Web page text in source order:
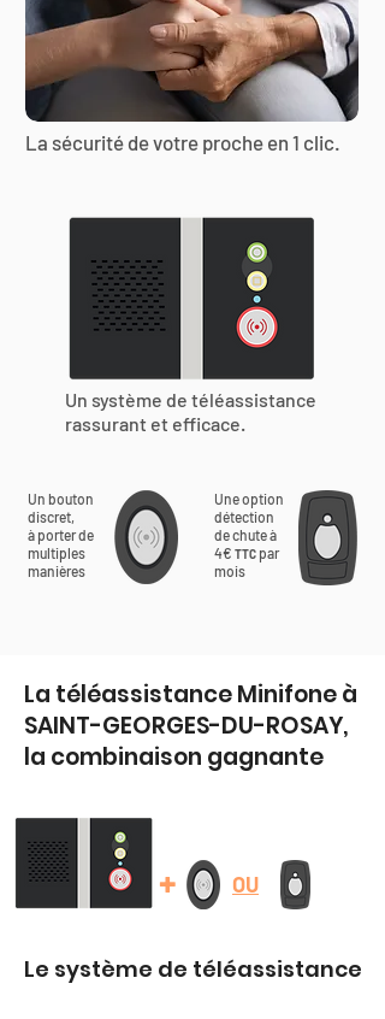
La sécurité de votre proche en 1 clic.
Un système de téléassistance
rassurant et efficace.
Un bouton
discret,
à porter de
multiples
manières
Une option
détection
de chute à
4€ TTC par
mois
La téléassistance Minifone à
SAINT-GEORGES-DU-ROSAY,
la combinaison gagnante
+ OU
Le système de téléassistance